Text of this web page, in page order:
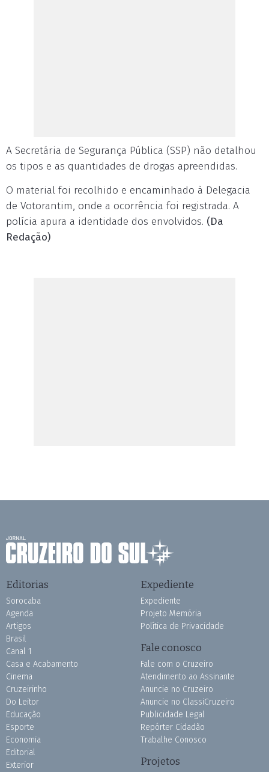
A Secretária de Segurança Pública (SSP) não detalhou
os tipos e as quantidades de drogas apreendidas.
O material foi recolhido e encaminhado à Delegacia
de Votorantim, onde a ocorrência foi registrada. A
polícia apura a identidade dos envolvidos. (Da
Redação)
Editorias
Sorocaba
Agenda
Artigos
Brasil
Canal 1
Casa e Acabamento
Cinema
Cruzeirinho
Do Leitor
Educação
Esporte
Economia
Editorial
Exterior
Expediente
Expediente
Projeto Memória
Política de Privacidade
Fale conosco
Fale com o Cruzeiro
Atendimento ao Assinante
Anuncie no Cruzeiro
Anuncie no ClassiCruzeiro
Publicidade Legal
Repórter Cidadão
Trabalhe Conosco
Projetos